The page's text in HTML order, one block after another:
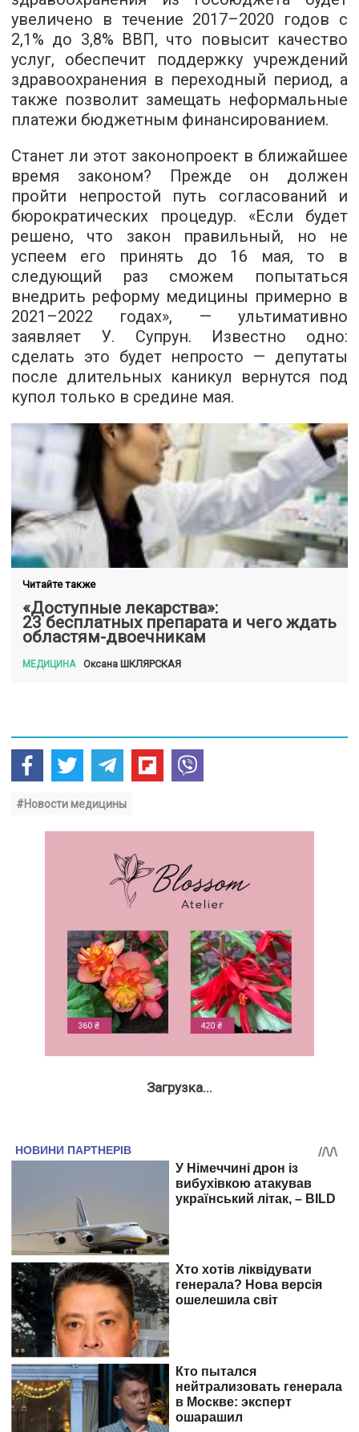
увеличено в течение 2017–2020 годов с
2,1% до 3,8% ВВП, что повысит качество
услуг, обеспечит поддержку учреждений
здравоохранения в переходный период, а
также позволит замещать неформальные
платежи бюджетным финансированием.
Станет ли этот законопроект в ближайшее
время законом? Прежде он должен
пройти непростой путь согласований и
бюрократических процедур. «Если будет
решено, что закон правильный, но не
успеем его принять до 16 мая, то в
следующий раз сможем попытаться
внедрить реформу медицины примерно в
2021–2022 годах», — ультимативно
заявляет У. Супрун. Известно одно:
сделать это будет непросто — депутаты
после длительных каникул вернутся под
купол только в средине мая.
Читайте также
«Доступные лекарства»:
23 бесплатных препарата и чего ждать
областям-двоечникам
МЕДИЦИНА Оксана ШКЛЯРСКАЯ
#Новости медицины
Загрузка...